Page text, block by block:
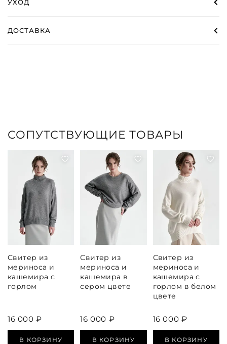
УХОД
ДОСТАВКА
СОПУТСТВУЮЩИЕ ТОВАРЫ
Свитер из
мериноса и
кашемира с
горлом
16 000 ₽
В КОРЗИНУ
Свитер из
мериноса и
кашемира в
сером цвете
16 000 ₽
В КОРЗИНУ
Свитер из
мериноса и
кашемира с
горлом в белом
цвете
16 000 ₽
В КОРЗИНУ